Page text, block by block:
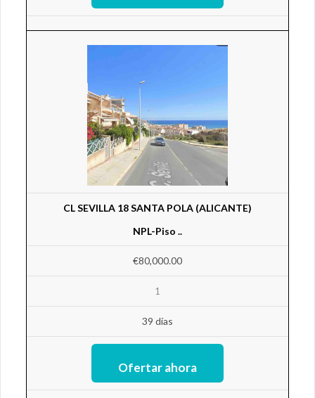
CL SEVILLA 18 SANTA POLA (ALICANTE)
NPL-Piso ..
€80,000.00
1
39 días